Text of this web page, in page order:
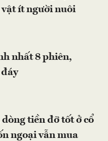
ít người nuôi
nhất 8 phiên,
tiền đỡ tốt ở cổ
ngoại vẫn mua